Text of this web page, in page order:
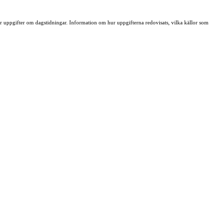
uppgifter om dagstidningar. Information om hur uppgifterna redovisats, vilka källor som